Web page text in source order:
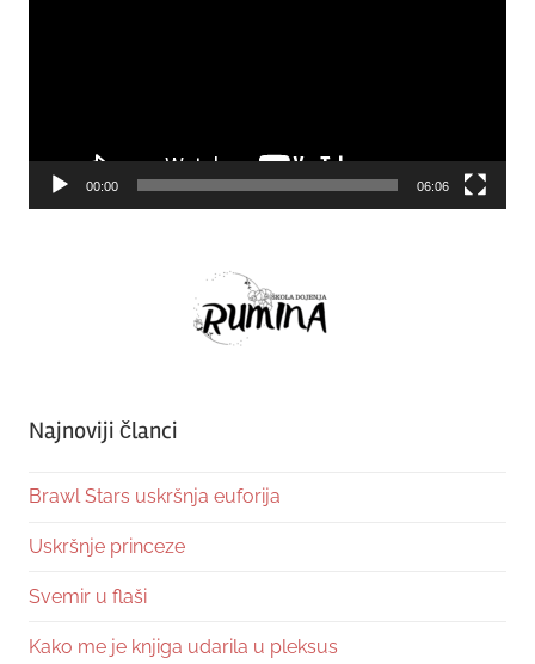
00:00 06:06
Najnoviji članci
Brawl Stars uskršnja euforija
Uskršnje princeze
Svemir u flaši
Kako me je knjiga udarila u pleksus